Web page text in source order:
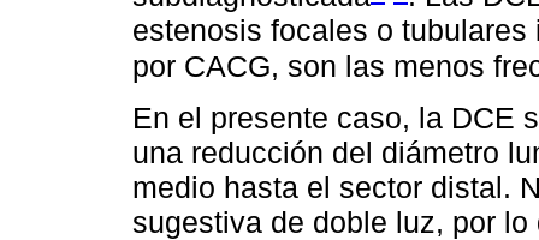
estenosis focales o
por CACG, son las menos
En el presente caso, la DCE
una reducción del diámetro
medio hasta el sector distal.
sugestiva de doble luz, por